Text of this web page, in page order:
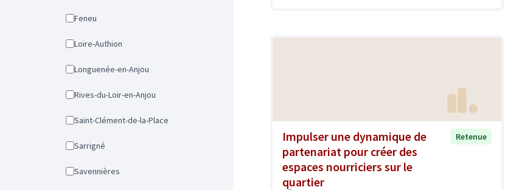
Feneu
Loire-Authion
Longuenée-en-Anjou
Rives-du-Loir-en-Anjou
Saint-Clément-de-la-Place
Sarrigné
Savennières
Impulser une dynamique de
partenariat pour créer des
espaces nourriciers sur le
quartier
Retenue